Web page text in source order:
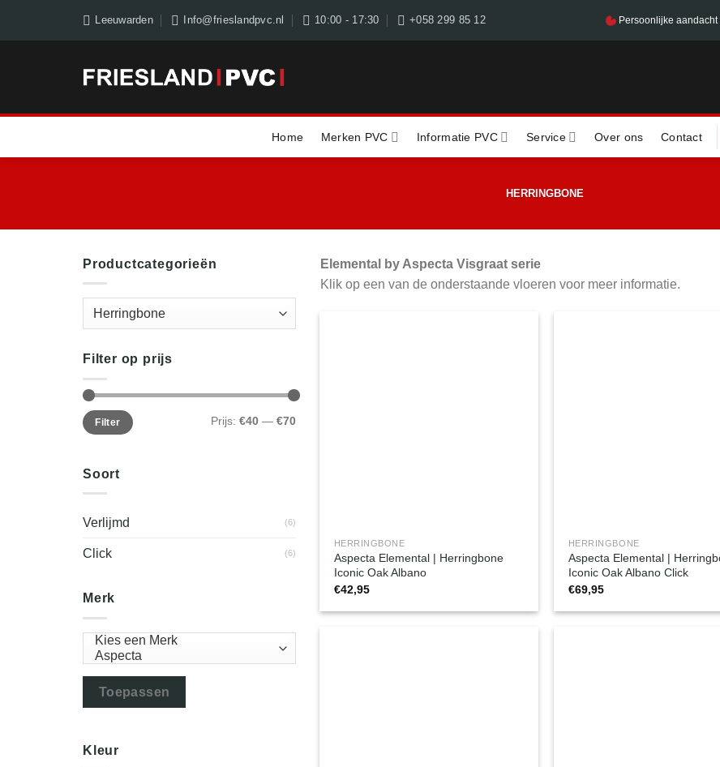
Leeuwarden Info@frieslandpvc.nl 10:00 - 17:30 +058 299 85 12 Persoonlijke
Home Merken PVC Informatie PVC Service Over ons Contact
HERRINGBONE
Productcategorieën
Filter op prijs
Min.
prijs
Max.
prijsFilter Prijs: €40— €70
Soort
Verlijmd (6)
Click (6)
Merk
Toepassen
Kleur
Elemental by Aspecta Visgraat serie
Klik op een van de onderstaande vloeren voor meer informatie.
HERRINGBONE
Aspecta Elemental | Herringbone
Iconic Oak Albano
€42,95
HERRINGBONE
Aspecta Elemental |
Iconic Oak Albano Click
€69,95